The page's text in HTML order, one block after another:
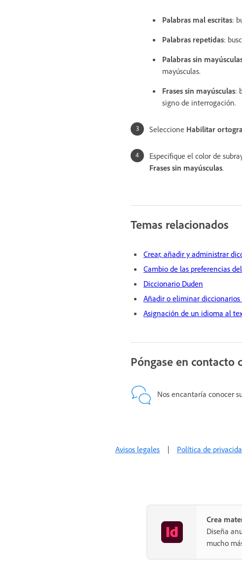
Palabras mal escritas:
Palabras repetidas:
Palabras sin
mayúsculas.
Frases sin mayúsculas:
signo de interrogación.
Seleccione Habilitar
Especifique el color de
Frases sin mayúsculas.
Temas relacionados
Crear, añadir y administrar
Cambio de las preferencias
Diccionario Duden
Añadir o eliminar diccionarios
Asignación de un idioma al
Póngase en contacto
Nos encantaría conocer
Avisos legales | Política de
Crea
Diseña
mucho